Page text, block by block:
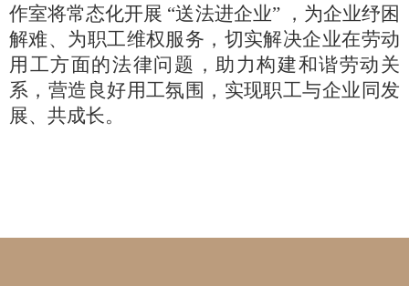
作室将常态化开展 “送法进企业” ，为企业纾困
解难、为职工维权服务，切实解决企业在劳动
用工方面的法律问题，助力构建和谐劳动关
系，营造良好用工氛围，实现职工与企业同发
展、共成长。